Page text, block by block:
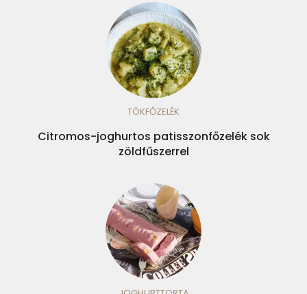
TÖKFŐZELÉK
Citromos-joghurtos patisszonfőzelék sok
zöldfűszerrel